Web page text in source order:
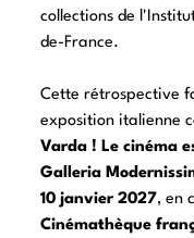
collections de
de-France.
Cette rétrospective
exposition italienne
Varda ! Le cinéma
Galleria
10 janvier 2027, en
Cinémathèque